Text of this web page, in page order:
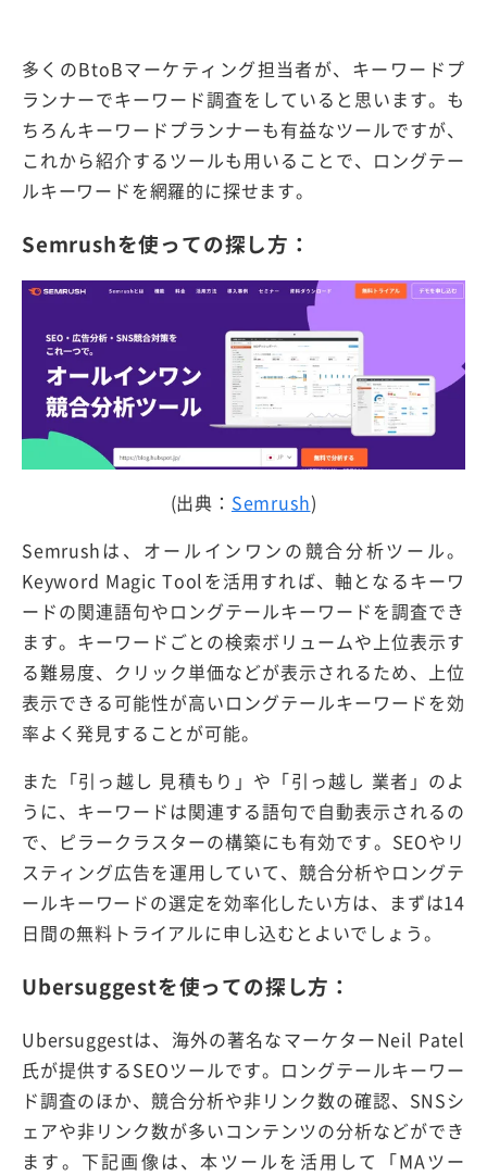
多くのBtoBマーケティング担当者が、キーワードプ
ランナーでキーワード調査をしていると思います。も
ちろんキーワードプランナーも有益なツールですが、
これから紹介するツールも用いることで、ロングテー
ルキーワードを網羅的に探せます。
Semrushを使っての探し方：
(出典： Semrush)
Semrushは、オールインワンの競合分析ツール。
Keyword Magic Toolを活用すれば、軸となるキーワ
ードの関連語句やロングテールキーワードを調査でき
ます。キーワードごとの検索ボリュームや上位表示す
る難易度、クリック単価などが表示されるため、上位
表示できる可能性が高いロングテールキーワードを効
率よく発見することが可能。
また「引っ越し 見積もり」や「引っ越し 業者」のよ
うに、キーワードは関連する語句で自動表示されるの
で、ピラークラスターの構築にも有効です。SEOやリ
スティング広告を運用していて、競合分析やロングテ
ールキーワードの選定を効率化したい方は、まずは14
日間の無料トライアルに申し込むとよいでしょう。
Ubersuggestを使っての探し方：
Ubersuggestは、海外の著名なマーケターNeil Patel
氏が提供するSEOツールです。ロングテールキーワー
ド調査のほか、競合分析や非リンク数の確認、SNSシ
ェアや非リンク数が多いコンテンツの分析などができ
ます。下記画像は、本ツールを活用して「MAツー